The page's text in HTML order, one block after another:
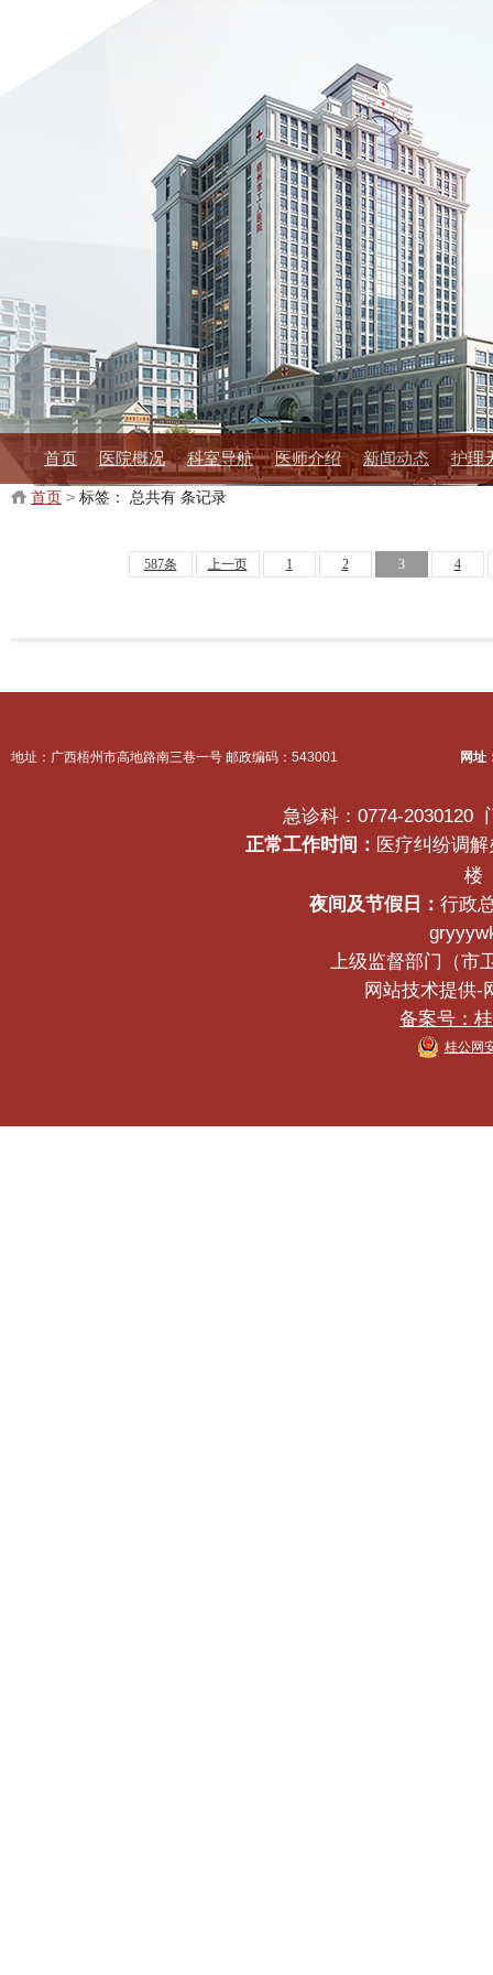
首页 医院概况 科室导航 医师介绍 新闻动态 护理
首页 > 标签： 总共有 条记录
587条 上一页 1 2 3 4
网址
地址：广西梧州市高地路南三巷一号 邮政编码：543001
急诊科：0774-2030120
正常工作时间： 医疗纠纷调
楼
夜间及节假日： 行政
上级监督部门（市
网站技术提供-
备案号：
桂公网